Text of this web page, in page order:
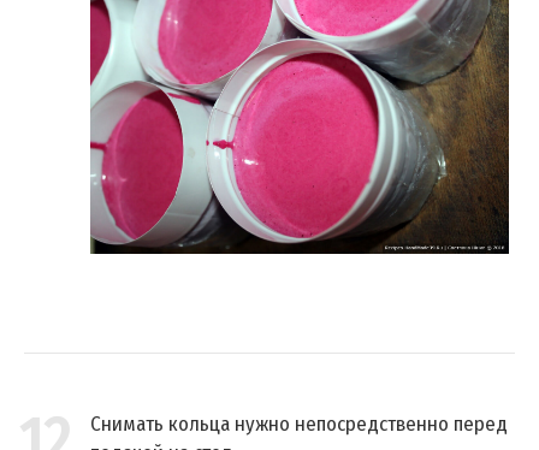
Снимать кольца нужно непосредственно перед